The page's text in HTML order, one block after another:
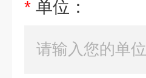
* 单位：